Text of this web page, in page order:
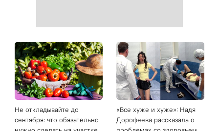
Не откладывайте до
сентября: что обязательно
«Все хуже и хуже»: Надя
Дорофеева рассказала о